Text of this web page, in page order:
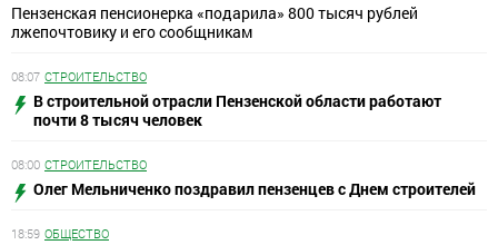
Пензенская пенсионерка «подарила» 800 тысяч рублей
лжепочтовику и его сообщникам
08:07 СТРОИТЕЛЬСТВО
В строительной отрасли Пензенской области работают
почти 8 тысяч человек
08:00 СТРОИТЕЛЬСТВО
Олег Мельниченко поздравил пензенцев с Днем строителей
18:59 ОБЩЕСТВО